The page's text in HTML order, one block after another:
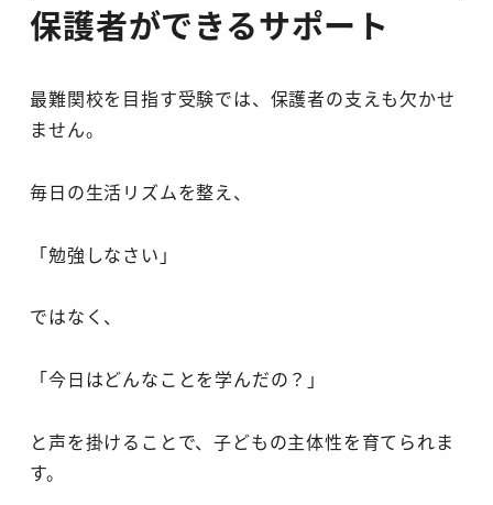
保護者ができるサポート
最難関校を目指す受験では、保護者の支えも欠かせ
ません。
毎日の生活リズムを整え、
「勉強しなさい」
ではなく、
「今日はどんなことを学んだの？」
と声を掛けることで、子どもの主体性を育てられま
す。